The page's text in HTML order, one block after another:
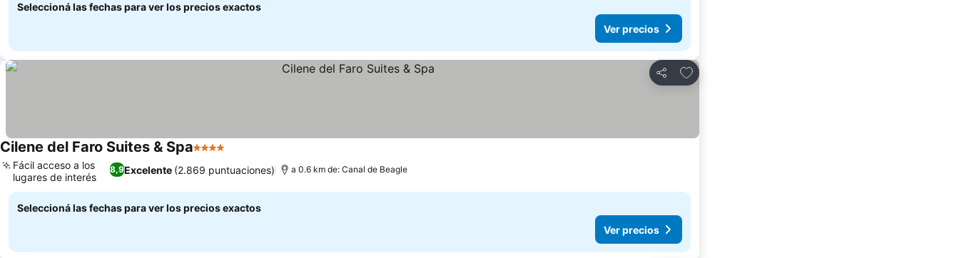
Seleccioná las fechas para ver los precios exactos
Ver precios
Compartir
Añadir a favoritos
Cilene del Faro Suites & Spa4 Estrellas
8,9Excelente (2.869 puntuaciones)
Fácil acceso a los
lugares de interés
a 0.6 km de: Canal de Beagle
Seleccioná las fechas para ver los precios exactos
Ver precios